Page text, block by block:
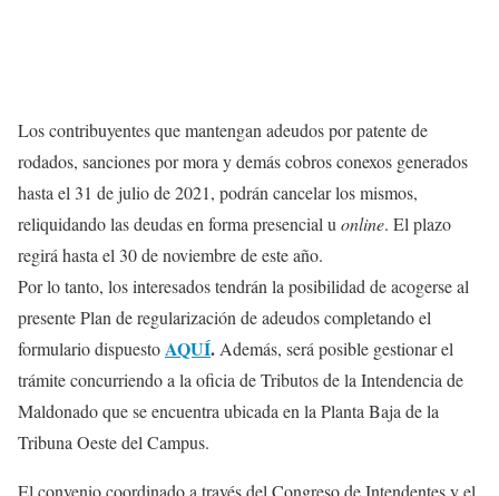
Los contribuyentes que mantengan adeudos por patente de
rodados, sanciones por mora y demás cobros conexos generados
hasta el 31 de julio de 2021, podrán cancelar los mismos,
reliquidando las deudas en forma presencial u online. El plazo
regirá hasta el 30 de noviembre de este año.
Por lo tanto, los interesados tendrán la posibilidad de acogerse al
presente Plan de regularización de adeudos completando el
formulario dispuestoAQUÍ. Además, será posible gestionar el
trámite concurriendo a la oficia de Tributos de la Intendencia de
Maldonado que se encuentra ubicada en la Planta Baja de la
Tribuna Oeste del Campus.
El convenio coordinado a través del Congreso de Intendentes y el